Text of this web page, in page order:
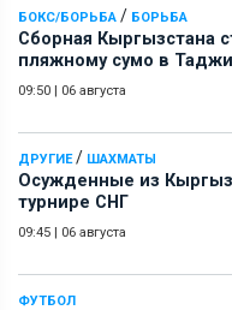
БОКС/БОРЬБА / БОРЬБА
Сборная Кыргызстана
пляжному сумо в
09:50 | 06 августа
ДРУГИЕ/ ШАХМАТЫ
Осужденные из
турнире СНГ
09:45 | 06 августа
ФУТБОЛ